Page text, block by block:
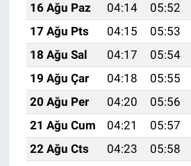
16 Ağu Paz
04:14 05:52
17 Ağu Pts
04:15 05:53
18 Ağu Sal
04:17 05:54
19 Ağu Çar
04:18 05:55
20 Ağu Per
04:20 05:56
21 Ağu Cum
04:21 05:57
22 Ağu Cts
04:23 05:58